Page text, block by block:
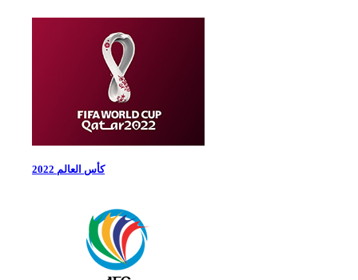
كأس العالم 2022